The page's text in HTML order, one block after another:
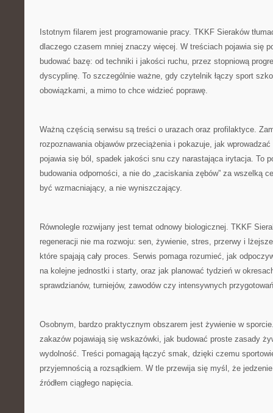
Istotnym filarem jest programowanie pracy. TKKF Sieraków
dlaczego czasem mniej znaczy więcej. W treściach pojawia się
budować bazę: od techniki i jakości ruchu, przez stopniową
dyscyplinę. To szczególnie ważne, gdy czytelnik łączy sport
obowiązkami, a mimo to chce widzieć poprawę.
Ważną częścią serwisu są treści o urazach oraz profilaktyce.
rozpoznawania objawów przeciążenia i pokazuje, jak
pojawia się ból, spadek jakości snu czy narastająca irytacja. To
budowania odporności, a nie do „zaciskania zębów” za wszelką
być wzmacniający, a nie wyniszczający.
Równolegle rozwijany jest temat odnowy biologicznej. TKKF
regeneracji nie ma rozwoju: sen, żywienie, stres, przerwy i
które spajają cały proces. Serwis pomaga rozumieć, jak
na kolejne jednostki i starty, oraz jak planować tydzień w
sprawdzianów, turniejów, zawodów czy intensywnych
Osobnym, bardzo praktycznym obszarem jest żywienie w
zakazów pojawiają się wskazówki, jak budować proste zasady
wydolność. Treści pomagają łączyć smak, dzięki czemu
przyjemnością a rozsądkiem. W tle przewija się myśl, że
źródłem ciągłego napięcia.